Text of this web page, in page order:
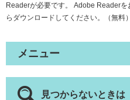
Readerが必要です。
Adobe Readerを
らダウンロードしてください。（無料）
メニュー
見つからないときは